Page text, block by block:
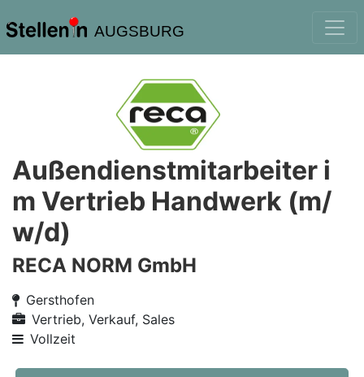
AUGSBURG
Außendienstmitarbeiter i
m Vertrieb Handwerk (m/
w/d)
RECA NORM GmbH
Gersthofen
Vertrieb, Verkauf, Sales
Vollzeit